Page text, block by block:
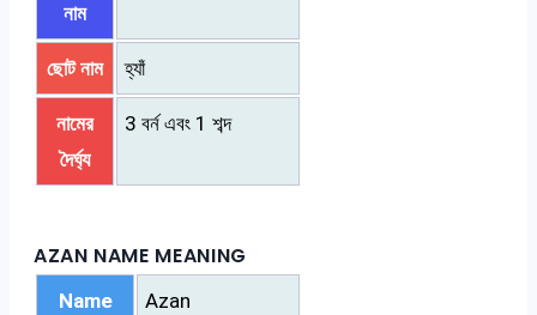
নাম
ছোট নাম হ্যাঁ
নামের
দৈর্ঘ্য
3 বর্ন এবং 1 শব্দ
AZAN NAME MEANING
Name Azan